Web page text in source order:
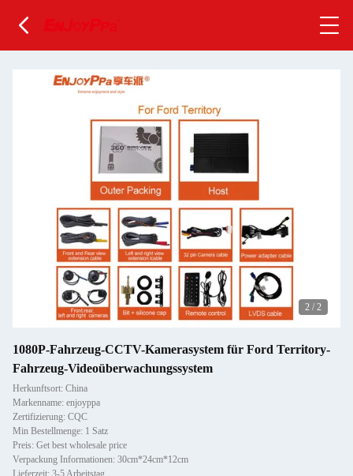
2 / 2
1080P-Fahrzeug-CCTV-Kamerasystem für Ford Territory-
Fahrzeug-Videoüberwachungssystem
Herkunftsort: China
Markenname: enjoyppa
Zertifizierung: CQC
Min Bestellmenge: 1 Satz
Preis: Get best wholesale price
Verpackung Informationen: 30cm*24cm*12cm
Lieferzeit: 3-5 Arbeitstag